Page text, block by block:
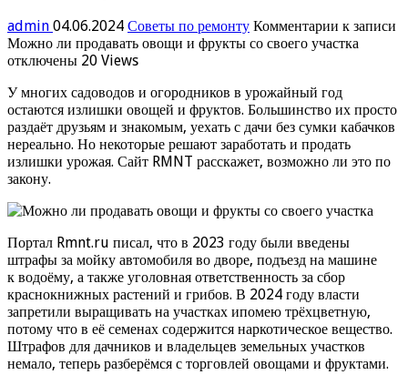
admin 04.06.2024 Советы по ремонту Комментарии к записи
Можно ли продавать овощи и фрукты со своего участка
отключены 20 Views
У многих садоводов и огородников в урожайный год
остаются излишки овощей и фруктов. Большинство их просто
раздаёт друзьям и знакомым, уехать с дачи без сумки кабачков
нереально. Но некоторые решают заработать и продать
излишки урожая. Сайт RMNT расскажет, возможно ли это по
закону.
Портал Rmnt.ru писал, что в 2023 году были введены
штрафы за мойку автомобиля во дворе, подъезд на машине
к водоёму, а также уголовная ответственность за сбор
краснокнижных растений и грибов. В 2024 году власти
запретили выращивать на участках ипомею трёхцветную,
потому что в её семенах содержится наркотическое вещество.
Штрафов для дачников и владельцев земельных участков
немало, теперь разберёмся с торговлей овощами и фруктами.